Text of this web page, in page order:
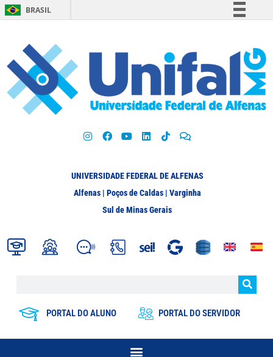
BRASIL
Participe
Acesso à informação
Legislação
UNIVERSIDADE FEDERAL DE ALFENAS
Alfenas | Poços de Caldas | Varginha
Sul de Minas Gerais
PORTAL DO ALUNO PORTAL DO SERVIDOR